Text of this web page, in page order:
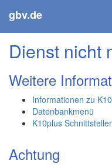
gbv.de
Dienst nicht
Weitere
Informationen zu
Datenbankmenü
K10plus
Achtung